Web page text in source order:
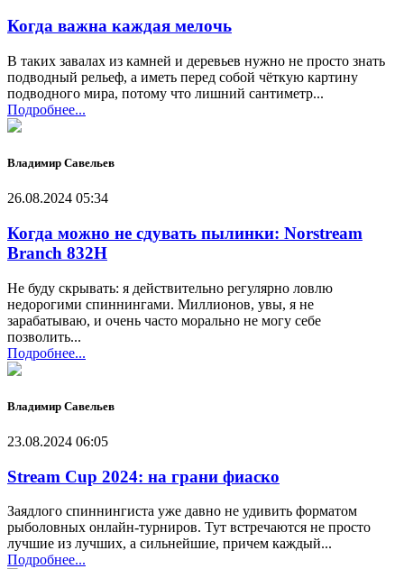
Когда важна каждая мелочь
В таких завалах из камней и деревьев нужно не просто знать
подводный рельеф, а иметь перед собой чёткую картину
подводного мира, потому что лишний сантиметр...
Подробнее...
Владимир Савельев
26.08.2024 05:34
Когда можно не сдувать пылинки: Norstream
Branch 832H
Не буду скрывать: я действительно регулярно ловлю
недорогими спиннингами. Миллионов, увы, я не
зарабатываю, и очень часто морально не могу себе
позволить...
Подробнее...
Владимир Савельев
23.08.2024 06:05
Stream Cup 2024: на грани фиаско
Заядлого спиннингиста уже давно не удивить форматом
рыболовных онлайн-турниров. Тут встречаются не просто
лучшие из лучших, а сильнейшие, причем каждый...
Подробнее...